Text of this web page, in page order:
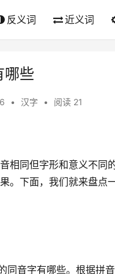
反义词 近义词
哪些
• 汉字 • 阅读 21
同但字形和意义不同
。下面，我们就来盘点
音字有哪些。根据拼音